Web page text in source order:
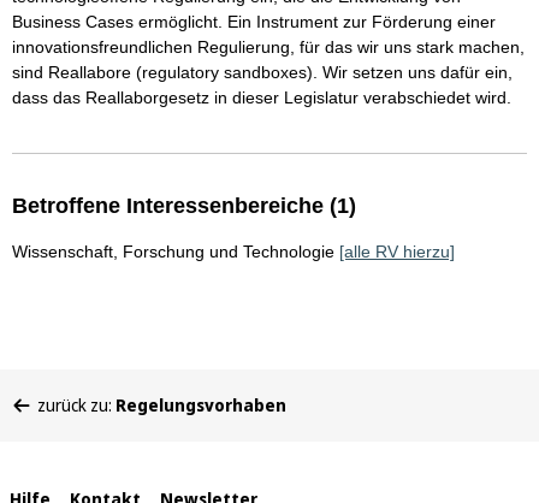
Business Cases ermöglicht. Ein Instrument zur Förderung einer
innovationsfreundlichen Regulierung, für das wir uns stark machen,
sind Reallabore (regulatory sandboxes). Wir setzen uns dafür ein,
dass das Reallaborgesetz in dieser Legislatur verabschiedet wird.
Betroffene Interessenbereiche (1)
Wissenschaft, Forschung und Technologie [alle RV hierzu]
befinden
zurück zu: Regelungsvorhaben